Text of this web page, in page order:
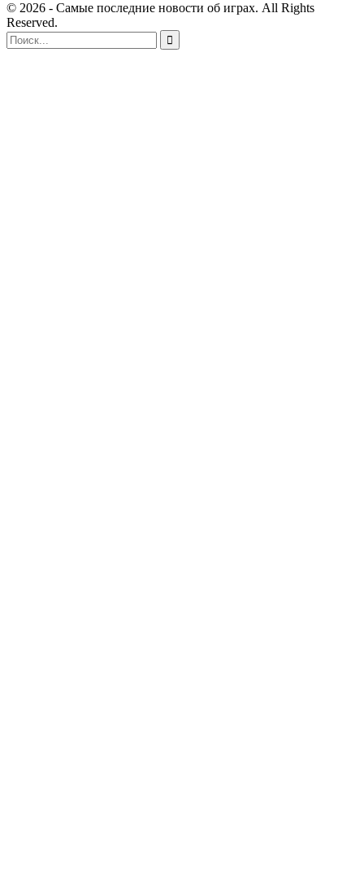
© 2026 - Самые последние новости об играх. All Rights
Reserved.